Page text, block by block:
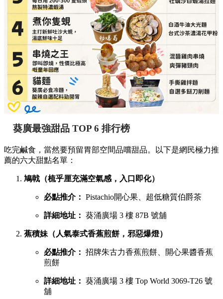
葵廣最強甜品 TOP 6 排行榜
吃完鹹食，當然要預留胃部空間品嚐甜品。以下是網民極力推
薦的六大甜點名單：
鳩戟（梳乎厘充滿空氣感，入口即化）
必點推介： Pistachio開心果、超低糖質伯爵茶
詳細地址： 葵涌廣場 3 樓 87B 號舖
蕉積妹（人氣泰式香蕉煎餅，邪惡爆燈）
必點推介： 招牌朱古力香蕉煎餅、開心果醬香蕉
煎餅
詳細地址： 葵涌廣場 3 樓 Top World 3069-T26 號
舖